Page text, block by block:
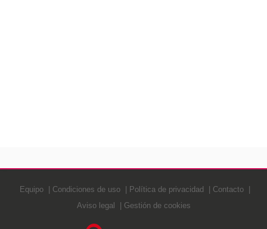
Equipo Condiciones de uso Política de privacidad
Contacto
Aviso legal
Gestión de cookies